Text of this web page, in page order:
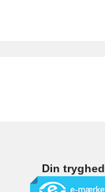
Din tryghed